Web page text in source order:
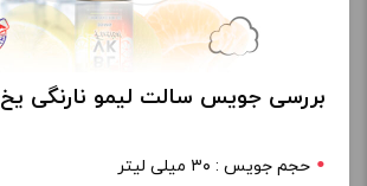
بررسی جویس سالت لیمو نارنگی یخ BLVK
حجم جویس : ۳۰ میلی لیتر